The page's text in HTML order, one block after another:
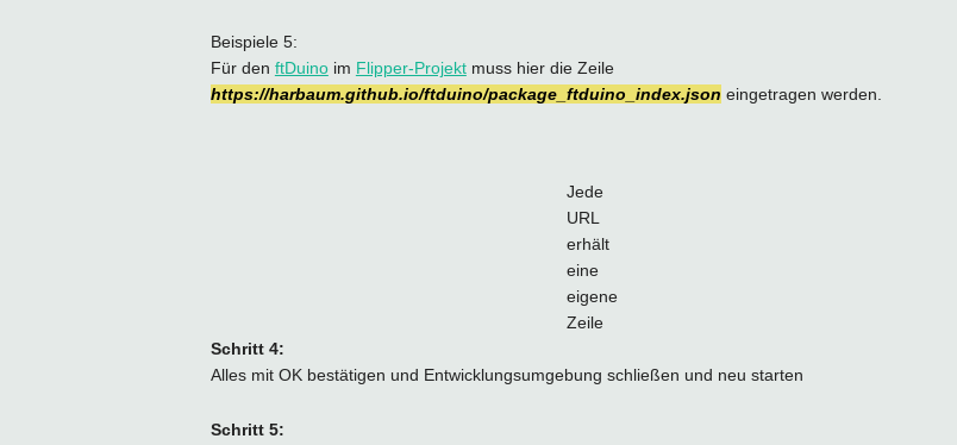
Beispiele 5:
Für den ftDuinoim Flipper-Projektmuss hier die Zeile
https://harbaum.github.io/ftduino/package_ftduino_index.json eingetragen werden.
Jede
URL
erhält
eine
eigene
Zeile
Schritt 4:
Alles mit OK bestätigen und Entwicklungsumgebung schließen und neu starten
Schritt 5: